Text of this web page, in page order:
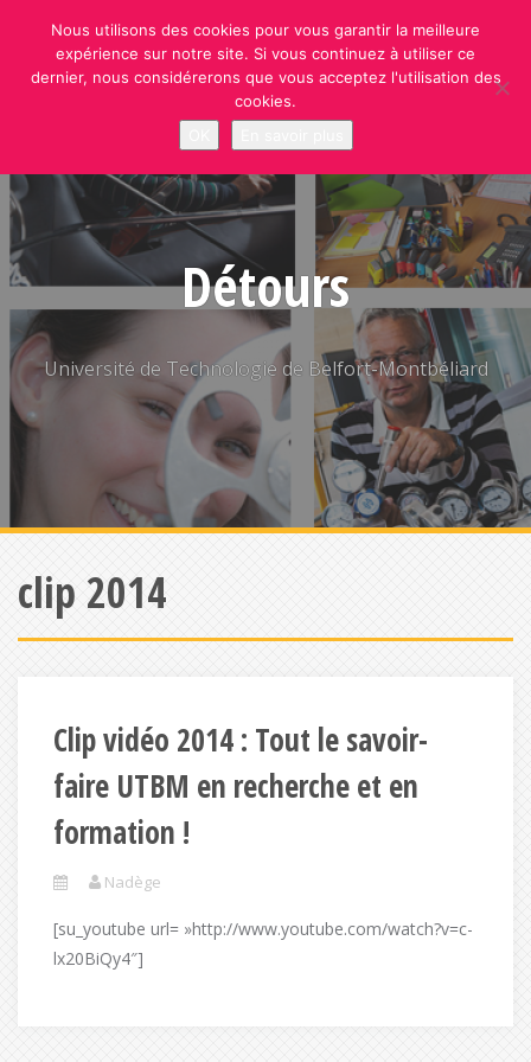
content
Détours
Université de Technologie de Belfort-Montbéliard
clip 2014
Clip vidéo 2014 : Tout le savoir-
faire UTBM en recherche et en
formation !
Nadège
[su_youtube url= »http://www.youtube.com/watch?v=c-
lx20BiQy4″]
Nous utilisons des cookies pour vous garantir la meilleure
expérience sur notre site. Si vous continuez à utiliser ce
dernier, nous considérerons que vous acceptez l'utilisation des
cookies.